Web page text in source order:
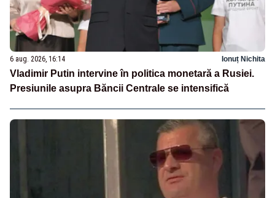
6 aug. 2026, 16:14 Ionuț Nichita
Vladimir Putin intervine în politica monetară a Rusiei.
Presiunile asupra Băncii Centrale se intensifică